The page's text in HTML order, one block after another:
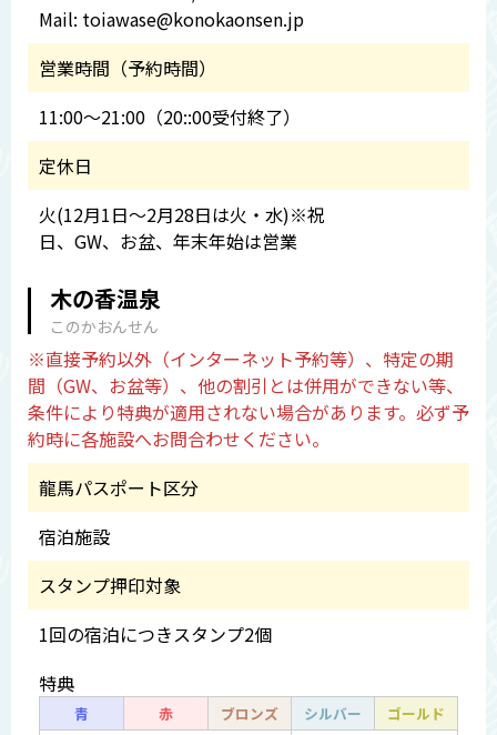
Mail: toiawase@konokaonsen.jp
営業時間（予約時間）
11:00～21:00（20::00受付終了）
定休日
火(12月1日～2月28日は火・水)※祝
日、GW、お盆、年末年始は営業
木の香温泉
このかおんせん
※直接予約以外（インターネット予約等）、特定の期
間（GW、お盆等）、他の割引とは併用ができない等、
条件により特典が適用されない場合があります。必ず予
約時に各施設へお問合わせください。
龍馬パスポート区分
宿泊施設
スタンプ押印対象
1回の宿泊につきスタンプ2個
特典
青 赤 ブロンズ シルバー
ゴールド